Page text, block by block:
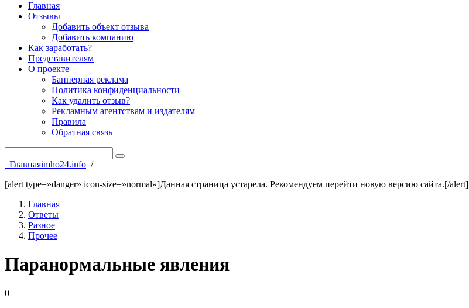
Главная
Отзывы
Добавить объект отзыва
Добавить компанию
Как заработать?
Представителям
О проекте
Баннерная реклама
Политика конфиденциальности
Как удалить отзыв?
Рекламным агентствам и издателям
Правила
Обратная связь
Главнаяimho24.info /
[alert type=»danger» icon-size=»normal»]Данная страница устарела. Рекомендуем перейти новую версию сайта.[/alert]
Главная
Ответы
Разное
Прочее
Паранормальные явления
0